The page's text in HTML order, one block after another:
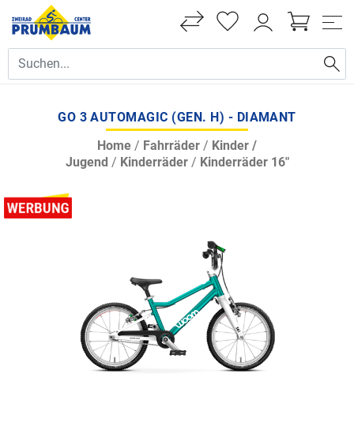
GO 3 AUTOMAGIC (GEN. H) - DIAMANT
Home / Fahrräder / Kinder /
Jugend / Kinderräder/ Kinderräder 16"